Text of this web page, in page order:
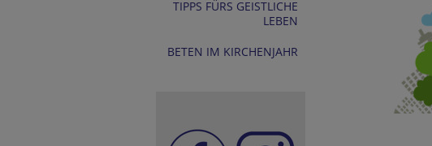
TIPPS FÜRS GEISTLICHE
LEBEN
BETEN IM KIRCHENJAHR